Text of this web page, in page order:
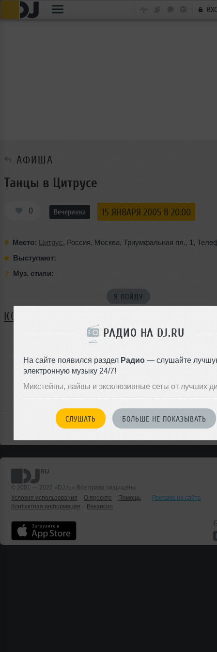
РАДИО НА DJ.RU
На сайте появился раздел Радио — слушайте
электронную музыку 24/7!
Микстейпы, лайвы и эксклюзивные сеты от лучших
СЛУШАТЬ БОЛЬШЕ НЕ ПОКАЗЫВАТЬ
АФИША
Танцы в Цитрусе
0 Вечеринка 15 ЯНВАРЯ 2005 В 20:00
Место: Цитрус, Россия, Москва, Триумфальная пл., 1 ,
Выступают:
Муз. стили:
Я ПОЙДУ
КОММЕНТАРИИ
ЗАРЕГИСТРИРУЙТЕСЬ
чтобы оставить комментарий
© 2001 — 2026 «DJ.ru» Все права защищены.
Условия использования
О проекте Помощь
Реклама на сайте
Контактная информация
Вакансии